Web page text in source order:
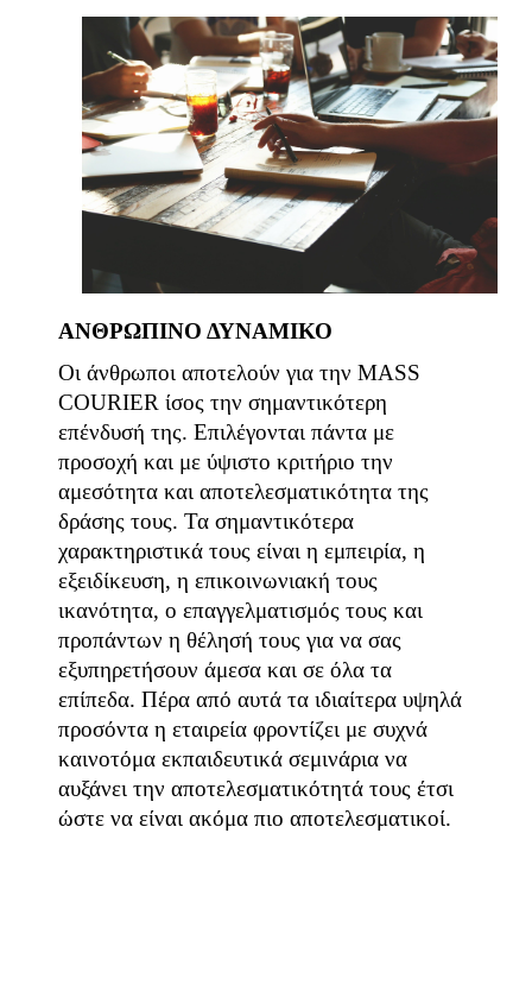
ΑΝΘΡΩΠΙΝΟ ΔΥΝΑΜΙΚΟ
Οι άνθρωποι αποτελούν για την MASS
COURIER ίσος την σημαντικότερη
επένδυσή της. Επιλέγονται πάντα με
προσοχή και με ύψιστο κριτήριο την
αμεσότητα και αποτελεσματικότητα της
δράσης τους. Τα σημαντικότερα
χαρακτηριστικά τους είναι η εμπειρία, η
εξειδίκευση, η επικοινωνιακή τους
ικανότητα, ο επαγγελματισμός τους και
προπάντων η θέλησή τους για να σας
εξυπηρετήσουν άμεσα και σε όλα τα
επίπεδα. Πέρα από αυτά τα ιδιαίτερα υψηλά
προσόντα η εταιρεία φροντίζει με συχνά
καινοτόμα εκπαιδευτικά σεμινάρια να
αυξάνει την αποτελεσματικότητά τους έτσι
ώστε να είναι ακόμα πιο αποτελεσματικοί.